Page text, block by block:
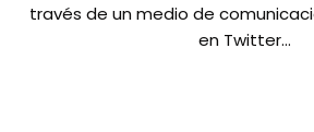
través de un medio de
en Twitter…